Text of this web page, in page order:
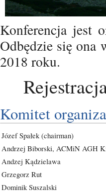
Konferencja jest
Odbędzie się ona
2018 roku.
Komitet
Józef Spałek (chairman)
Andrzej Biborski, ACMiN AGH
Andzej Kądzielawa
Grzegorz Rut
Dominik Suszalski